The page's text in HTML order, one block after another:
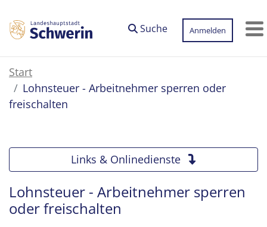
Suche
Anmelden
Start
Lohnsteuer - Arbeitnehmer sperren oder
freischalten
Links & Onlinedienste
Lohnsteuer - Arbeitnehmer sperren
oder freischalten